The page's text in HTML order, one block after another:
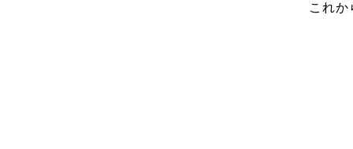
これ